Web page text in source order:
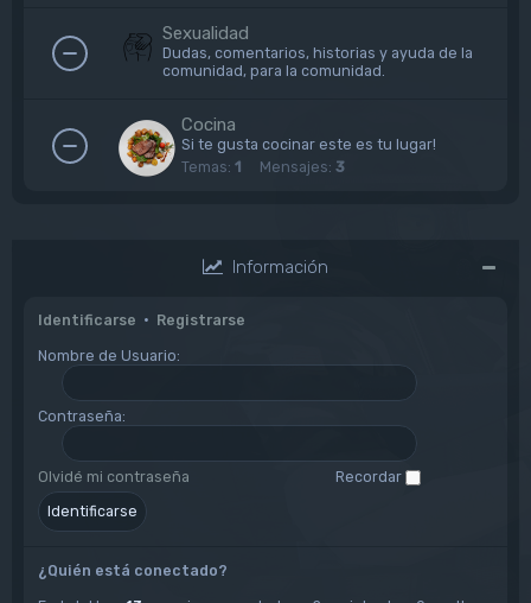
Sexualidad
Dudas, comentarios, historias y ayuda de la
comunidad, para la comunidad.
Cocina
Si te gusta cocinar este es tu lugar!
Temas: 1 Mensajes: 3
Información
Identificarse • Registrarse
Nombre de Usuario:
Contraseña:
Olvidé mi contraseña Recordar
¿Quién está conectado?